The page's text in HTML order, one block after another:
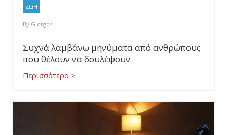
ΖΩΗ
By Giorgos
Συχνά λαμβάνω μηνύματα από ανθρώπους
που θέλουν να δουλέψουν
Περισσότερα >